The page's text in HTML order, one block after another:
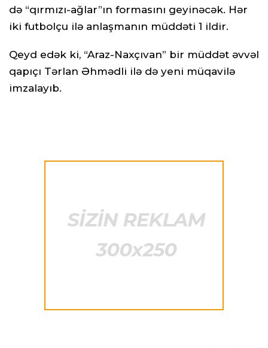
də “qırmızı-ağlar”ın formasını geyinəcək. Hər
iki futbolçu ilə anlaşmanın müddəti 1 ildir.
Qeyd edək ki, “Araz-Naxçıvan” bir müddət əvvəl
qapıçı Tərlan Əhmədli ilə də yeni müqavilə
imzalayıb.